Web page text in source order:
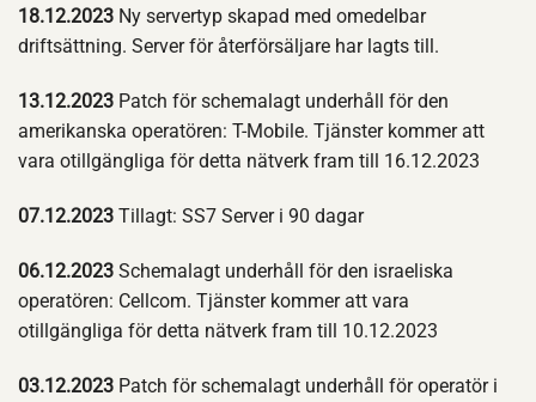
18.12.2023 Ny servertyp skapad med omedelbar
driftsättning. Server för återförsäljare har lagts till.
13.12.2023 Patch för schemalagt underhåll för den
amerikanska operatören: T-Mobile. Tjänster kommer att
vara otillgängliga för detta nätverk fram till 16.12.2023
07.12.2023 Tillagt: SS7 Server i 90 dagar
06.12.2023 Schemalagt underhåll för den israeliska
operatören: Cellcom. Tjänster kommer att vara
otillgängliga för detta nätverk fram till 10.12.2023
03.12.2023 Patch för schemalagt underhåll för operatör i